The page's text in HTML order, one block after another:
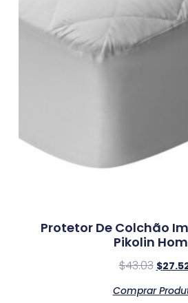
Protetor De Colchão
Pikolin
$43.03 $
Comprar